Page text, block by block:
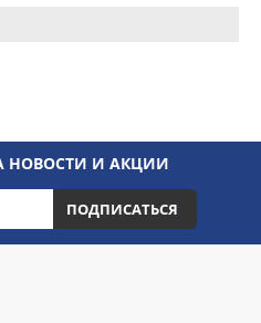
НОВОСТИ И АКЦИИ
ПОДПИСАТЬСЯ